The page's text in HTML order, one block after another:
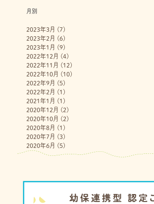
月別
2023年3月 (7)
2023年2月 (6)
2023年1月 (9)
2022年12月 (4)
2022年11月 (12)
2022年10月 (10)
2022年9月 (5)
2022年2月 (1)
2021年1月 (1)
2020年12月 (2)
2020年10月 (2)
2020年8月 (1)
2020年7月 (3)
2020年6月 (5)